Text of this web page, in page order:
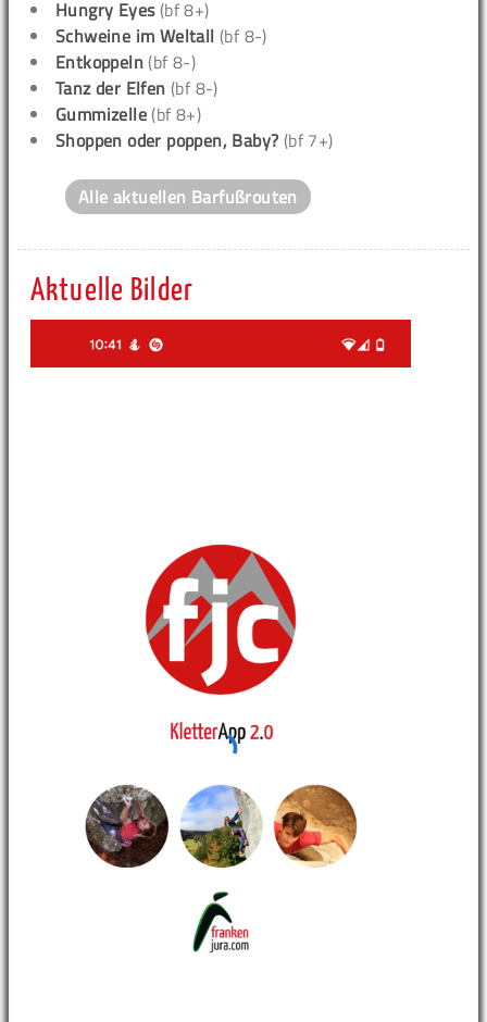
Hungry Eyes(bf 8+)
Schweine im Weltall (bf 8-)
Entkoppeln (bf 8-)
Tanz der Elfen (bf 8-)
Gummizelle (bf 8+)
Shoppen oder poppen, Baby? (bf 7+)
Alle aktuellen Barfußrouten
Aktuelle Bilder